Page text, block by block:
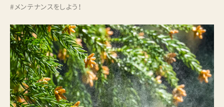
#メンテナンスをしよう！